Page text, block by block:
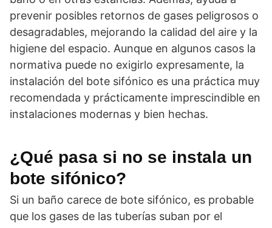
prevenir posibles retornos de gases peligrosos o
desagradables, mejorando la calidad del aire y la
higiene del espacio. Aunque en algunos casos la
normativa puede no exigirlo expresamente, la
instalación del bote sifónico es una práctica muy
recomendada y prácticamente imprescindible en
instalaciones modernas y bien hechas.
¿Qué pasa si no se instala un
bote sifónico?
Si un baño carece de bote sifónico, es probable
que los gases de las tuberías suban por el